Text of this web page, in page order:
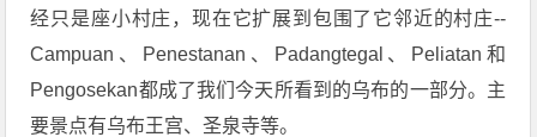
经只是座小村庄，现在它扩展到包围了它邻近的村庄--
Campuan、Penestanan、Padangtegal、Peliatan和
Pengosekan都成了我们今天所看到的乌布的一部分。主
要景点有乌布王宫、圣泉寺等。